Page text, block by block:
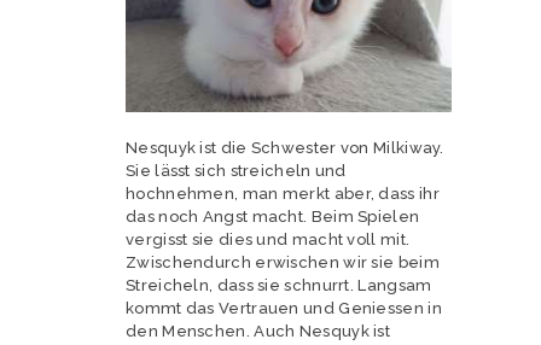
Nesquyk ist die Schwester von Milkiway.
Sie lässt sich streicheln und
hochnehmen, man merkt aber, dass ihr
das noch Angst macht. Beim Spielen
vergisst sie dies und macht voll mit.
Zwischendurch erwischen wir sie beim
Streicheln, dass sie schnurrt. Langsam
kommt das Vertrauen und Geniessen in
den Menschen. Auch Nesquyk ist